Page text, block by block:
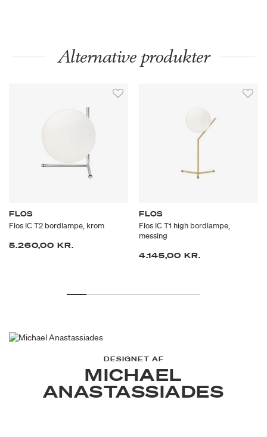
Alternative produkter
FLOS
Flos IC T2 bordlampe, krom
5.260,00 KR.
FLOS
Flos IC T1 high bordlampe,
messing
4.145,00 KR.
DESIGNET AF
MICHAEL
ANASTASSIADES